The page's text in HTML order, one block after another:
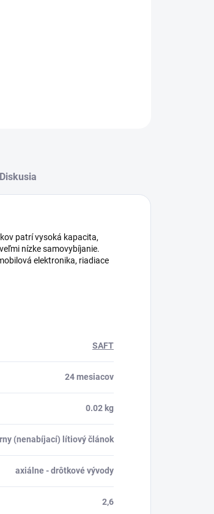
článok CNA 3,6 V 2600mAh
Diskusia
patrí vysoká kapacita,
nízke samovybíjanie.
elektronika, riadiace
SAFT
24 mesiacov
0.02 kg
(nenabíjací) lítiový článok
axiálne - drôtkové vývody
2,6